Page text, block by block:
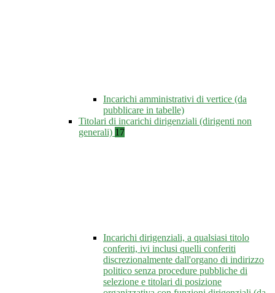
Incarichi amministrativi di vertice (da
pubblicare in tabelle)
Titolari di incarichi dirigenziali (dirigenti non
generali) 17
Incarichi dirigenziali, a qualsiasi titolo
conferiti, ivi inclusi quelli conferiti
discrezionalmente dall'organo di indirizzo
politico senza procedure pubbliche di
selezione e titolari di posizione